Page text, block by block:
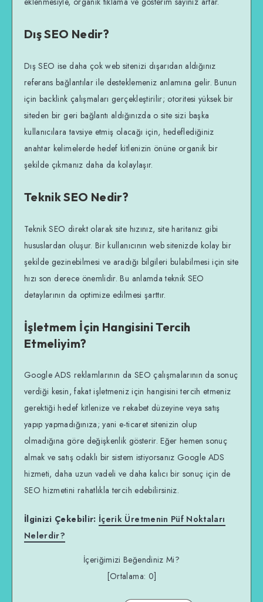
Dış SEO Nedir?
Dış SEO ise daha çok web sitenizi dışarıdan aldığınız
referans bağlantılar ile desteklemeniz anlamına gelir. Bunun
için backlink çalışmaları gerçekleştirilir; otoritesi yüksek bir
siteden bir geri bağlantı aldığınızda o site sizi başka
kullanıcılara tavsiye etmiş olacağı için, hedeflediğiniz
anahtar kelimelerde hedef kitlenizin önüne organik bir
şekilde çıkmanız daha da kolaylaşır.
Teknik SEO Nedir?
Teknik SEO direkt olarak site hızınız, site haritanız gibi
hususlardan oluşur. Bir kullanıcının web sitenizde kolay bir
şekilde gezinebilmesi ve aradığı bilgileri bulabilmesi için site
hızı son derece önemlidir. Bu anlamda teknik SEO
detaylarının da optimize edilmesi şarttır.
İşletmem İçin Hangisini Tercih
Etmeliyim?
Google ADS reklamlarının da SEO çalışmalarının da sonuç
verdiği kesin, fakat işletmeniz için hangisini tercih etmeniz
gerektiği hedef kitlenize ve rekabet düzeyine veya satış
yapıp yapmadığınıza; yani e-ticaret sitenizin olup
olmadığına göre değişkenlik gösterir. Eğer hemen sonuç
almak ve satış odaklı bir sistem istiyorsanız Google ADS
hizmeti, daha uzun vadeli ve daha kalıcı bir sonuç için de
SEO hizmetini rahatlıkla tercih edebilirsiniz.
İlginizi Çekebilir: İçerik Üretmenin Püf Noktaları
Nelerdir?
İçeriğimizi Beğendiniz Mi?
[Ortalama: 0]